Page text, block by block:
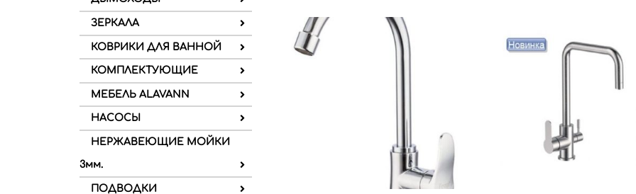
ЗЕРКАЛА
КОВРИКИ ДЛЯ ВАННОЙ
КОМПЛЕКТУЮЩИЕ
МЕБЕЛЬ ALAVANN
НАСОСЫ
НЕРЖАВЕЮЩИЕ МОЙКИ
3мм.
ПОДВОДКИ